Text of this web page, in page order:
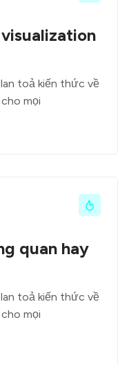
toả kiến thức về
mọi
quan hay
toả kiến thức về
mọi